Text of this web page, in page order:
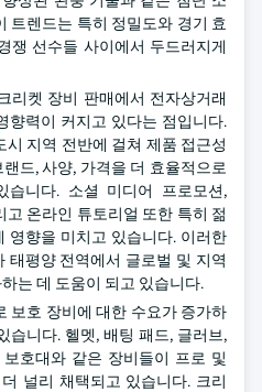
트렌드는 특히 정밀도와 경기 효
쟁 선수들 사이에서 두드러지게
리켓 장비 판매에서 전자상거래
향력이 커지고 있다는 점입니다.
지역 전반에 걸쳐 제품 접근성
드, 사양, 가격을 더 효율적으로
니다. 소셜 미디어 프로모션,
온라인 튜토리얼 또한 특히 젊
영향을 미치고 있습니다. 이러한
태평양 전역에서 글로벌 및 지역
는 데 도움이 되고 있습니다.
보호 장비에 대한 수요가 증가하
습니다. 헬멧, 배팅 패드, 글러브,
호대와 같은 장비들이 프로 및
널리 채택되고 있습니다. 크리